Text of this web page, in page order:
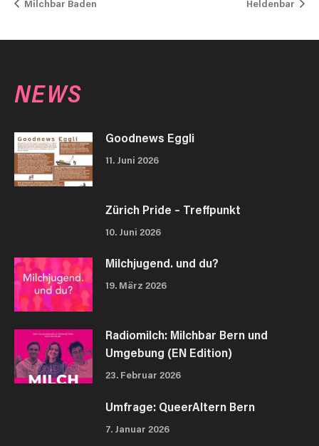
Milchbar Baden Heldenbar
NEWS
Goodnews Eggli
11. Juni 2026
Zürich Pride – Treffpunkt
10. Juni 2026
Milchjugend. und du?
19. März 2026
Radiomilch: Milchbar Bern und
Umgebung (EN Edition)
23. Februar 2026
Umfrage: QueerAltern Bern
7. Januar 2026